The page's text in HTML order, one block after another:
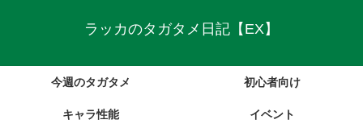
ラッカのタガタメ日記【EX】
今週のタガタメ 初心者向け
キャラ性能 イベント